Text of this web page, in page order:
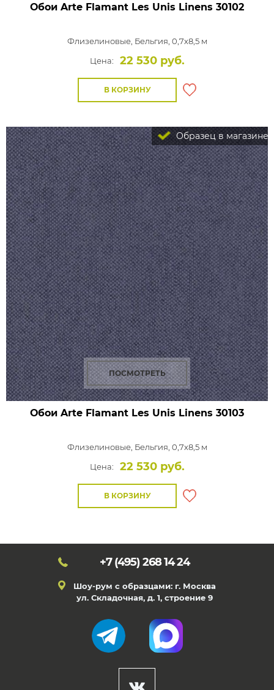
Обои Arte Flamant Les Unis Linens 30102
Флизелиновые, Бельгия, 0,7x8,5 м
Цена:
22 530 руб.
В КОРЗИНУ
Образец в магазине
ПОСМОТРЕТЬ
Обои Arte Flamant Les Unis Linens 30103
Флизелиновые, Бельгия, 0,7x8,5 м
Цена:
22 530 руб.
В КОРЗИНУ
+7 (495) 268 14 24
Шоу-рум с образцами: г. Москва
ул. Складочная, д. 1, строение 9